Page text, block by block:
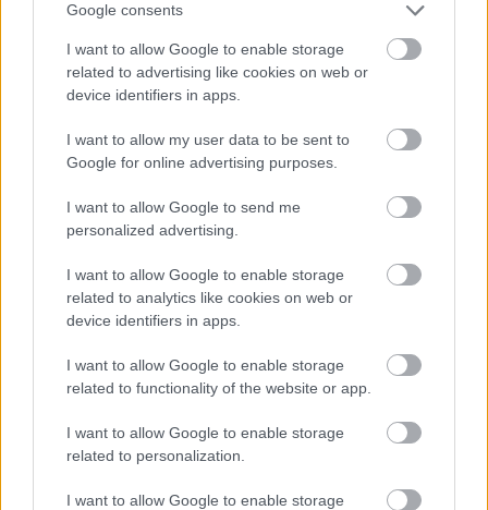
Google consents
I want to allow Google to enable storage
related to advertising like cookies on web or
device identifiers in apps.
I want to allow my user data to be sent to
Google for online advertising purposes.
I want to allow Google to send me
personalized advertising.
I want to allow Google to enable storage
related to analytics like cookies on web or
device identifiers in apps.
I want to allow Google to enable storage
related to functionality of the website or app.
I want to allow Google to enable storage
related to personalization.
I want to allow Google to enable storage
A verseny során Tänak meglehetősen szórakoztató
választ adott, amikor a Ring FM megkérdezte, hogy
„Mindent tesztelünk, amit tesztelni kell, hogy az autó
gyorsabb legyen. Minden tesztnap más. Általában a
gyenge pontokra koncentrálunk. Mondjuk úgy, hogy
– válaszolta Tänak.